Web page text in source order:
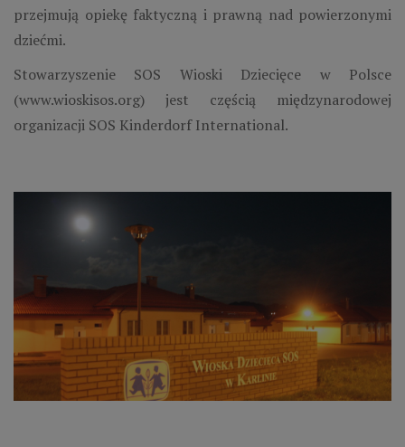
przejmują opiekę faktyczną i prawną nad powierzonymi
dziećmi.
Stowarzyszenie SOS Wioski Dziecięce w Polsce
(www.wioskisos.org) jest częścią międzynarodowej
organizacji SOS Kinderdorf International.